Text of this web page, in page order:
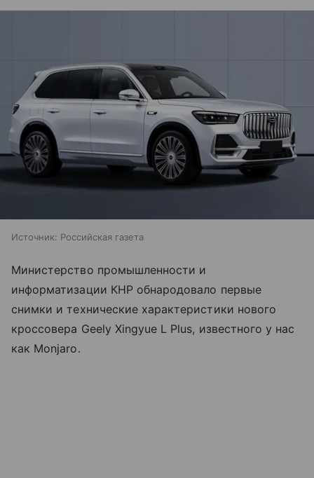
Источник: Российская газета
Министерство промышленности и
информатизации КНР обнародовало первые
снимки и технические характеристики нового
кроссовера Geely Xingyue L Plus, известного у нас
как Monjaro.